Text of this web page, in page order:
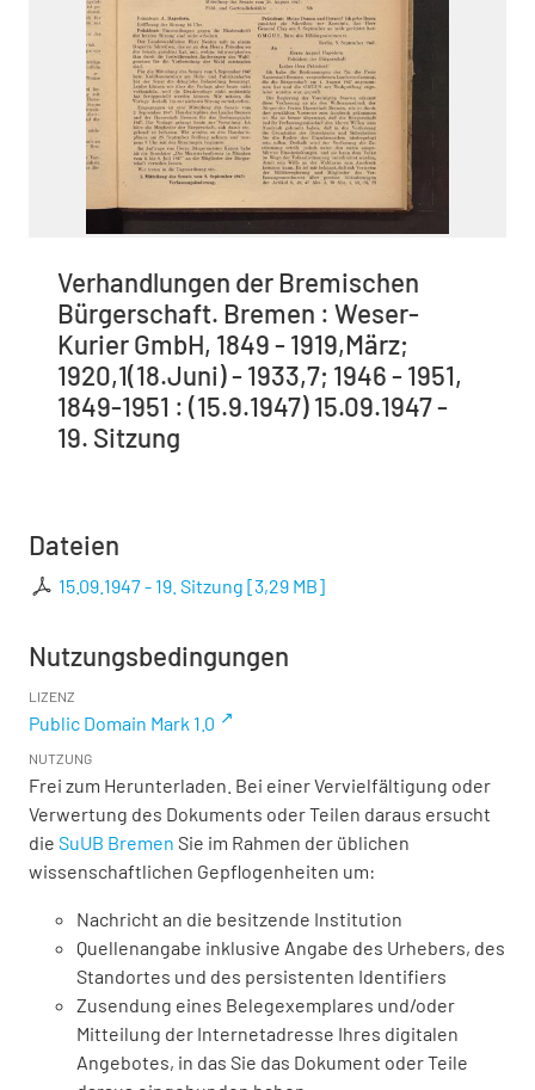
Verhandlungen der Bremischen
Bürgerschaft. Bremen : Weser-
Kurier GmbH, 1849 - 1919,März;
1920,1(18.Juni) - 1933,7; 1946 - 1951,
1849-1951 : (15.9.1947) 15.09.1947 -
19. Sitzung
Dateien
15.09.1947 - 19. Sitzung [3,29 MB]
Nutzungsbedingungen
LIZENZ
Public Domain Mark 1.0
NUTZUNG
Frei zum Herunterladen. Bei einer Vervielfältigung oder
Verwertung des Dokuments oder Teilen daraus ersucht
die SuUB Bremen Sie im Rahmen der üblichen
wissenschaftlichen Gepflogenheiten um:
Nachricht an die besitzende Institution
Quellenangabe inklusive Angabe des Urhebers, des
Standortes und des persistenten Identifiers
Zusendung eines Belegexemplares und/oder
Mitteilung der Internetadresse Ihres digitalen
Angebotes, in das Sie das Dokument oder Teile